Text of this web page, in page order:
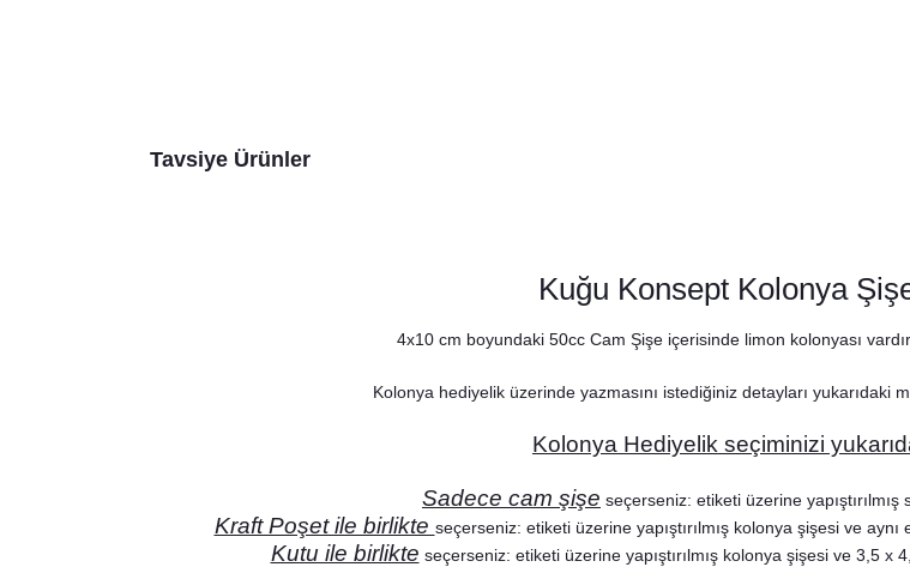
Tavsiye Ürünler
8,75 TL
Kuğu Konsept Kolonya
4x10 cm boyundaki 50cc Cam Şişe içerisinde limon kolonyası
Kolonya hediyelik üzerinde yazmasını istediğiniz detayları yukarıdaki
Kolonya Hediyelik seçiminizi
Sadece cam şişe seçerseniz: etiketi üzerine
Kraft Poşet ile birlikte seçerseniz: etiketi üzerine yapıştırılmış kolonya şişesi ve
Kutu ile birlikte seçerseniz: etiketi üzerine yapıştırılmış kolonya şişesi ve 3,5 x